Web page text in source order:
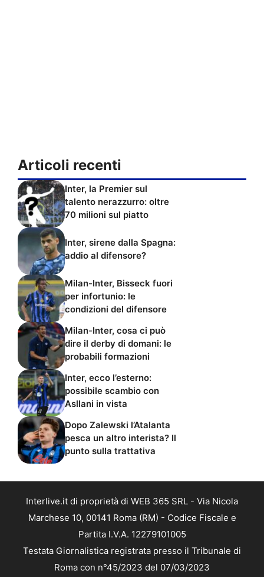
Articoli recenti
Inter, la Premier sul
talento nerazzurro: oltre
70 milioni sul piatto
Inter, sirene dalla Spagna:
addio al difensore?
Milan-Inter, Bisseck fuori
per infortunio: le
condizioni del difensore
Milan-Inter, cosa ci può
dire il derby di domani: le
probabili formazioni
Inter, ecco l’esterno:
possibile scambio con
Asllani in vista
Dopo Zalewski l’Atalanta
pesca un altro interista? Il
punto sulla trattativa
Interlive.it di proprietà di WEB 365 SRL - Via Nicola
Marchese 10, 00141 Roma (RM) - Codice Fiscale e
Partita I.V.A. 12279101005
Testata Giornalistica registrata presso il Tribunale di
Roma con n°45/2023 del 07/03/2023